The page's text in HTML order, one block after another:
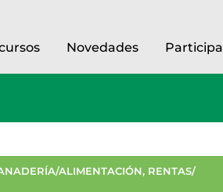
Novedades Participa
ALIMENTACIÓN, RENTAS/